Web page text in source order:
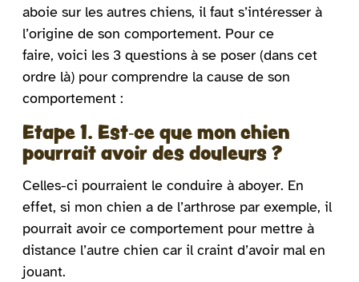
aboie sur les autres chiens, il faut s’intéresser à
l’origine de son comportement. Pour ce
faire, voici les 3 questions à se poser (dans cet
ordre là) pour comprendre la cause de son
comportement :
Etape 1. Est-ce que mon chien
pourrait avoir des douleurs ?
Celles-ci pourraient le conduire à aboyer. En
effet, si mon chien a de l’arthrose par exemple, il
pourrait avoir ce comportement pour mettre à
distance l’autre chien car il craint d’avoir mal en
jouant.